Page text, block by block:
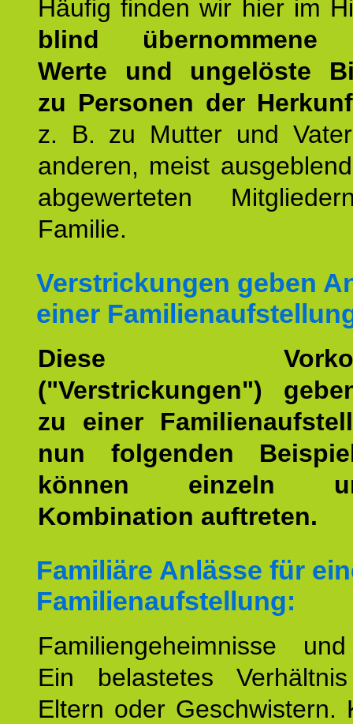
Häufig finden wir hier im
blind übernommene
Werte und ungelöste
zu Personen der
z. B. zu Mutter und
anderen, meist
abgewerteten
Familie.
Verstrickungen geben
einer
Diese
("Verstrickungen")
zu einer
nun folgenden
können einzeln
Kombination auftreten.
Familiäre Anlässe für
Familienaufstellung:
Familiengeheimnisse
Ein belastetes
Eltern oder Geschwistern.